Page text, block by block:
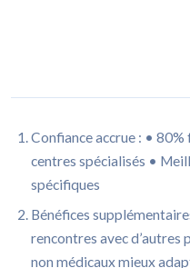
Confiance accrue : •
centres spécialisés •
spécifiques
Bénéfices
rencontres avec d’autres
non médicaux mieux